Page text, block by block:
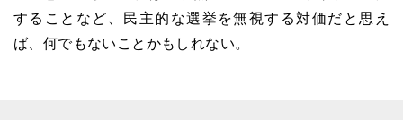
することなど、民主的な選挙を無視する対価だと思え
ば、何でもないことかもしれない。